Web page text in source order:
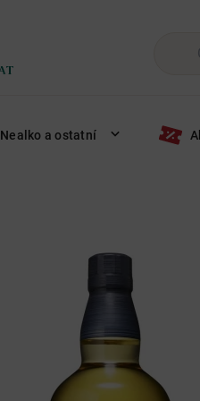
Nealko a ostatní